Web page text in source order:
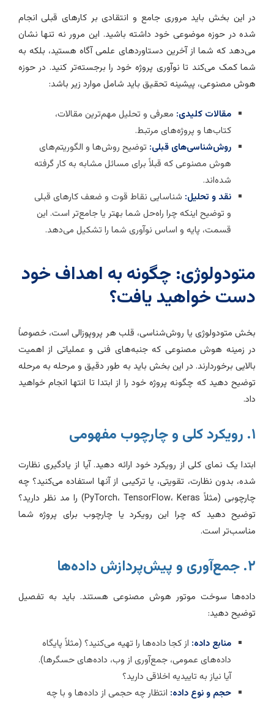
این بخش باید مروری جامع و انتقادی بر کارهای قبلی انجام
در حوزه موضوعی خود داشته باشید. این مرور نه تنها نشان
که شما از آخرین دستاوردهای علمی آگاه هستید، بلکه به
کمک می‌کند تا نوآوری پروژه خود را برجسته‌تر کنید. در حوزه
مصنوعی، پیشینه تحقیق باید شامل موارد زیر باشد:
مقالات کلیدی:معرفی و تحلیل مهم‌ترین مقالات،
کتاب‌ها و پروژه‌های مرتبط.
روش‌شناسی‌های قبلی: توضیح روش‌ها و الگوریتم‌های
هوش مصنوعی که قبلاً برای مسائل مشابه به کار گرفته
شده‌اند.
نقد و تحلیل:شناسایی نقاط قوت و ضعف کارهای قبلی
و توضیح اینکه چرا راه‌حل شما بهتر یا جامع‌تر است. این
قسمت، پایه و اساس نوآوری شما را تشکیل می‌دهد.
چگونه به اهداف خود
خواهید یافت؟
متودولوژی یا روش‌شناسی، قلب هر پروپوزالی است، خصوصاً
زمینه هوش مصنوعی که جنبه‌های فنی و عملیاتی از اهمیت
برخوردارند. در این بخش باید به طور دقیق و مرحله به مرحله
دهید که چگونه پروژه خود را از ابتدا تا انتها انجام خواهید
یک نمای کلی از رویکرد خود ارائه دهید. آیا از یادگیری نظارت
بدون نظارت، تقویتی، یا ترکیبی از آنها استفاده می‌کنید؟ چه
چارچوبی (مثلاً PyTorch، TensorFlow، Keras) را مد نظر دارید؟
دهید که چرا این رویکرد یا چارچوب برای پروژه شما
است.
سوخت موتور هوش مصنوعی هستند. باید به تفصیل
دهید:
منابع داده: از کجا داده‌ها را تهیه می‌کنید؟ (مثلاً پایگاه
داده‌های عمومی، جمع‌آوری از وب، داده‌های حسگرها).
آیا نیاز به تاییدیه اخلاقی دارید؟
حجم و نوع داده: انتظار چه حجمی از داده‌ها و با چه